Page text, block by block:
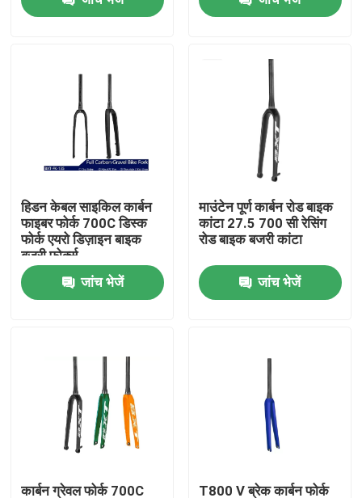
हमारे बारे में
गुणवत्ता नियंत्रण
हमसे संपर्क करें
कार्बन माउंटेन बाइक
कार्बन रोड बाइक
कार्बन माउंटेन बाइक फ्रेम
हिडन केबल साइकिल कार्बन
फाइबर फोर्क 700C डिस्क
फोर्क एयरो डिज़ाइन बाइक
बजरी फोर्क्स
जांच भेजें
माउंटेन पूर्ण कार्बन रोड बाइक
कांटा 27.5 700 सी रेसिंग
रोड बाइक बजरी कांटा
जांच भेजें
कार्बन ग्रेवल फोर्क 700C T800 V ब्रेक कार्बन फोर्क